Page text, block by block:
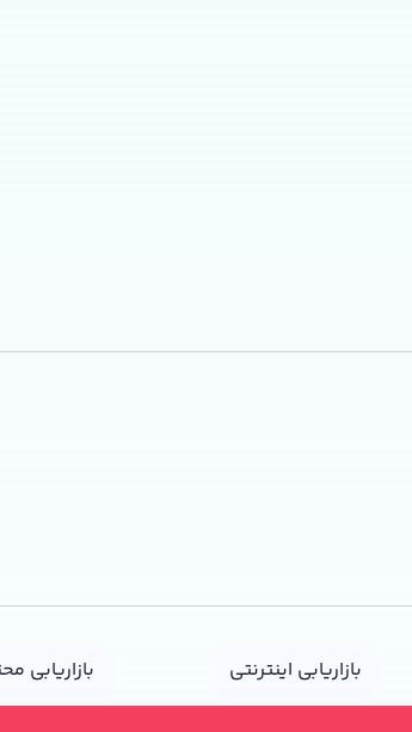
بازاریابی اینترنتی بازاریابی